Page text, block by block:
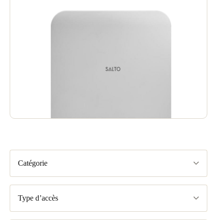
Catégorie
Type d’accès